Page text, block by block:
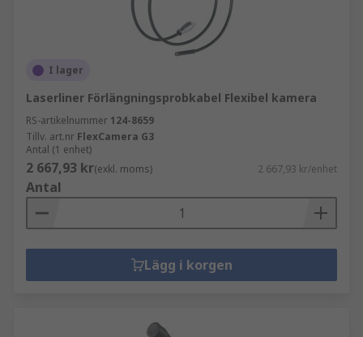
I lager
Laserliner Förlängningsprobkabel Flexibel kamera
RS-artikelnummer 124-8659
Tillv. art.nr FlexCamera G3
Antal (1 enhet)
2 667,93 kr(exkl. moms) 2 667,93 kr/enhet
Antal
Lägg i korgen